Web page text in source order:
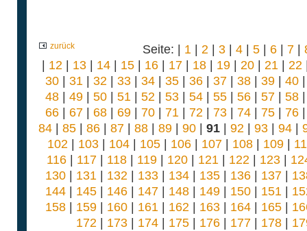
zurück Seite: | 1 | 2 | 3 | 4 | 5 | 6 | 7 |
| 12 | 13| 14| 15| 16| 17| 18| 19| 20| 21 | 22
30| 31 | 32 | 33| 34| 35| 36| 37| 38| 39| 40
48| 49| 50| 51 | 52 | 53| 54| 55| 56| 57| 58
66| 67| 68| 69| 70| 71 | 72 | 73| 74| 75| 76
84| 85| 86| 87| 88| 89| 90| 91| 92 | 93| 94|
102 | 103 | 104 | 105 | 106 | 107 | 108 | 109 |
116| 117| 118| 119| 120| 121 | 122 | 123|
130| 131 | 132 | 133| 134| 135| 136| 137|
144| 145| 146| 147| 148| 149| 150| 151 |
158| 159| 160| 161 | 162 | 163| 164| 165|
172 | 173| 174| 175| 176| 177| 178|